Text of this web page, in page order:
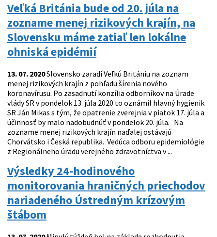
Veľká Británia bude od 20. júla na
zozname menej rizikových krajín, na
Slovensku máme zatiaľ len lokálne
ohniská epidémií
13. 07. 2020Slovensko zaradí Veľkú Britániu na zoznam
menej rizikových krajín z pohľadu šírenia nového
koronavírusu. Po zasadnutí konzília odborníkov na Úrade
vlády SR v pondelok 13. júla 2020 to oznámil hlavný hygienik
SR Ján Mikas s tým, že opatrenie zverejnia v piatok 17. júla a
účinnosť by malo nadobudnúť v pondelok 20. júla. Na
zozname menej rizikových krajín naďalej ostávajú
Chorvátsko i Česká republika. Vedúca odboru epidemiológie
z Regionálneho úradu verejného zdravotníctva v ...
Výsledky 24-hodinového
monitorovania hraničných priechodov
nariadeného Ústredným krízovým
štábom